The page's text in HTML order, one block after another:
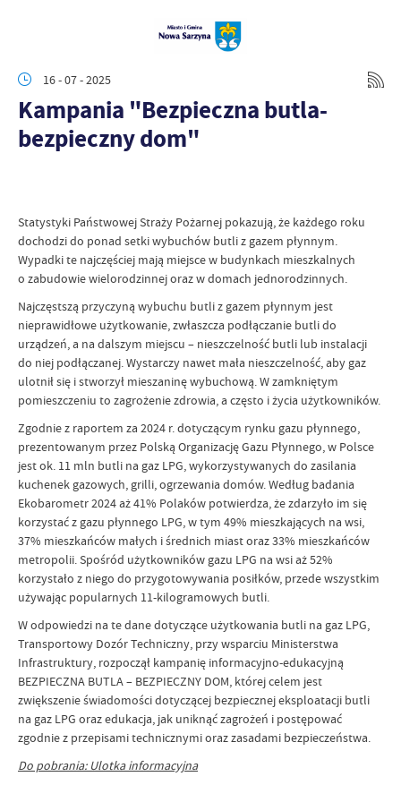
16 - 07 - 2025
Kampania "Bezpieczna butla-
bezpieczny dom"
Statystyki Państwowej Straży Pożarnej pokazują, że każdego roku
dochodzi do ponad setki wybuchów butli z gazem płynnym.
Wypadki te najczęściej mają miejsce w budynkach mieszkalnych
o zabudowie wielorodzinnej oraz w domach jednorodzinnych.
Najczęstszą przyczyną wybuchu butli z gazem płynnym jest
nieprawidłowe użytkowanie, zwłaszcza podłączanie butli do
urządzeń, a na dalszym miejscu – nieszczelność butli lub instalacji
do niej podłączanej. Wystarczy nawet mała nieszczelność, aby gaz
ulotnił się i stworzył mieszaninę wybuchową. W zamkniętym
pomieszczeniu to zagrożenie zdrowia, a często i życia użytkowników.
Zgodnie z raportem za 2024 r. dotyczącym rynku gazu płynnego,
prezentowanym przez Polską Organizację Gazu Płynnego, w Polsce
jest ok. 11 mln butli na gaz LPG, wykorzystywanych do zasilania
kuchenek gazowych, grilli, ogrzewania domów. Według badania
Ekobarometr 2024 aż 41% Polaków potwierdza, że zdarzyło im się
korzystać z gazu płynnego LPG, w tym 49% mieszkających na wsi,
37% mieszkańców małych i średnich miast oraz 33% mieszkańców
metropolii. Spośród użytkowników gazu LPG na wsi aż 52%
korzystało z niego do przygotowywania posiłków, przede wszystkim
używając popularnych 11-kilogramowych butli.
W odpowiedzi na te dane dotyczące użytkowania butli na gaz LPG,
Transportowy Dozór Techniczny, przy wsparciu Ministerstwa
Infrastruktury, rozpoczął kampanię informacyjno-edukacyjną
BEZPIECZNA BUTLA – BEZPIECZNY DOM, której celem jest
zwiększenie świadomości dotyczącej bezpiecznej eksploatacji butli
na gaz LPG oraz edukacja, jak uniknąć zagrożeń i postępować
zgodnie z przepisami technicznymi oraz zasadami bezpieczeństwa.
Do pobrania: Ulotka informacyjna